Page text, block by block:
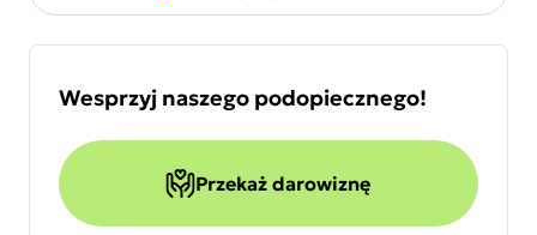
Wesprzyj naszego podopiecznego!
Przekaż darowiznę